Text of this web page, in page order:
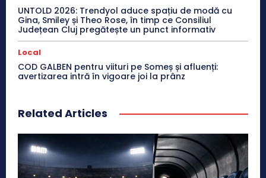
UNTOLD 2026: Trendyol aduce spațiu de modă cu
Gina, Smiley și Theo Rose, în timp ce Consiliul
Județean Cluj pregătește un punct informativ
Local
COD GALBEN pentru viituri pe Someș și afluenți:
avertizarea intră în vigoare joi la prânz
Related Articles